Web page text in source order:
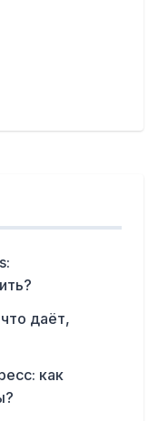
даёт,
как